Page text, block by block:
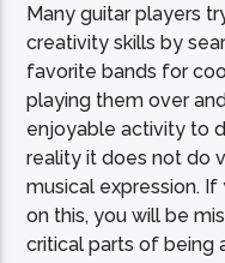
Many guitar players
creativity skills by
favorite bands for
playing them over
enjoyable activity to
reality it does not do
musical expression.
on this, you will be
critical parts of being